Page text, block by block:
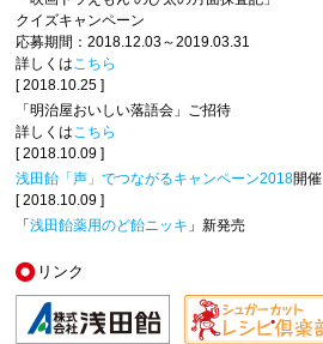
クイズキャンペーン
応募期間：2018.12.03～2019.03.31
詳しくはこちら
[ 2018.10.25 ]
「明治屋おいしい落語会」ご招待
詳しくはこちら
[ 2018.10.09 ]
浅田飴「声」でつながるキャンペーン2018開催
[ 2018.10.09 ]
「浅田飴薬用のど飴ニッキ 」新発売
リンク